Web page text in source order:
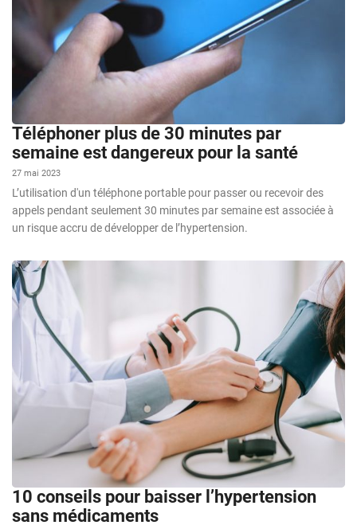
Téléphoner plus de 30 minutes par
semaine est dangereux pour la santé
27 mai 2023
L’utilisation d'un téléphone portable pour passer ou recevoir des
appels pendant seulement 30 minutes par semaine est associée à
un risque accru de développer de l’hypertension.
10 conseils pour baisser l’hypertension
sans médicaments